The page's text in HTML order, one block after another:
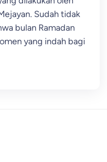
Sudah tidak
bulan Ramadan
yang indah bagi